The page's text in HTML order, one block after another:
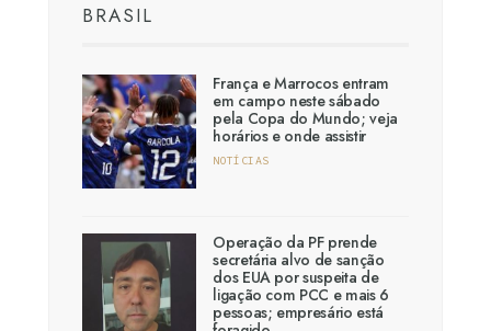
BRASIL
França e Marrocos entram
em campo neste sábado
pela Copa do Mundo; veja
horários e onde assistir
NOTÍCIAS
Operação da PF prende
secretária alvo de sanção
dos EUA por suspeita de
ligação com PCC e mais 6
pessoas; empresário está